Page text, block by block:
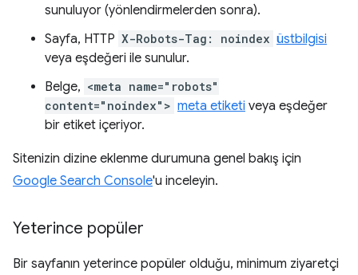
sunuluyor (yönlendirmelerden sonra).
Sayfa, HTTP X-Robots-Tag: noindex üstbilgisi
veya eşdeğeri ile sunulur.
Belge, <meta name="robots"
content="noindex"> meta etiketi veya eşdeğer
bir etiket içeriyor.
Sitenizin dizine eklenme durumuna genel bakış için
Google Search Console'u inceleyin.
Yeterince popüler
Bir sayfanın yeterince popüler olduğu, minimum ziyaretçi